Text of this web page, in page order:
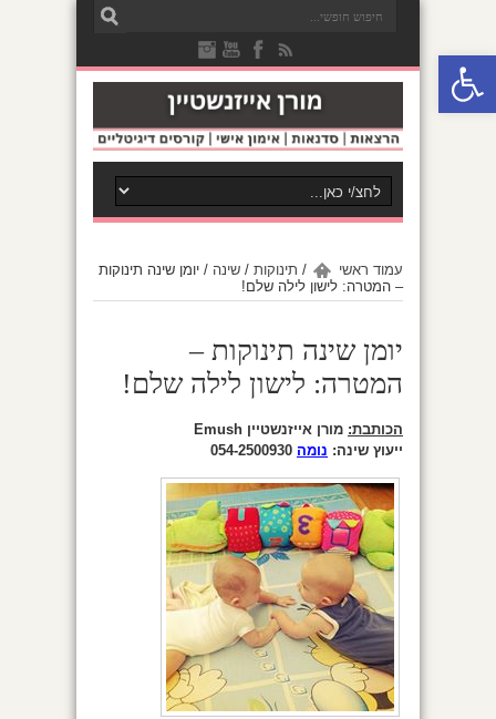
פתח סרגל נגישות
עמוד ראשי / תינוקות / שינה / יומן שינה תינוקות
– המטרה: לישון לילה שלם!
יומן שינה תינוקות –
המטרה: לישון לילה שלם!
הכותבת: מורן אייזנשטיין Emush
ייעוץ שינה: נומה